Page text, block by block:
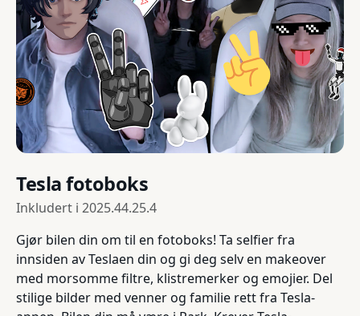
Tesla fotoboks
Inkludert i 2025.44.25.4
Gjør bilen din om til en fotoboks! Ta selfier fra
innsiden av Teslaen din og gi deg selv en makeover
med morsomme filtre, klistremerker og emojier. Del
stilige bilder med venner og familie rett fra Tesla-